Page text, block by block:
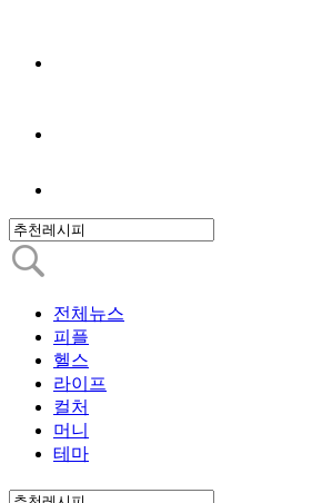
전체뉴스
피플
헬스
라이프
컬처
머니
테마